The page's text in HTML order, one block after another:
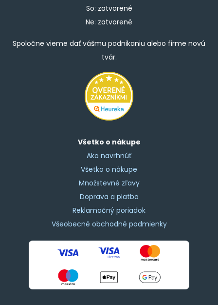
So: zatvorené
Ne: zatvorené
Spoločne vieme dať vášmu podnikaniu alebo firme novú
tvár.
Všetko o nákupe
Ako navrhnúť
Všetko o nákupe
Množstevné zľavy
Doprava a platba
Reklamačný poriadok
Všeobecné obchodné podmienky